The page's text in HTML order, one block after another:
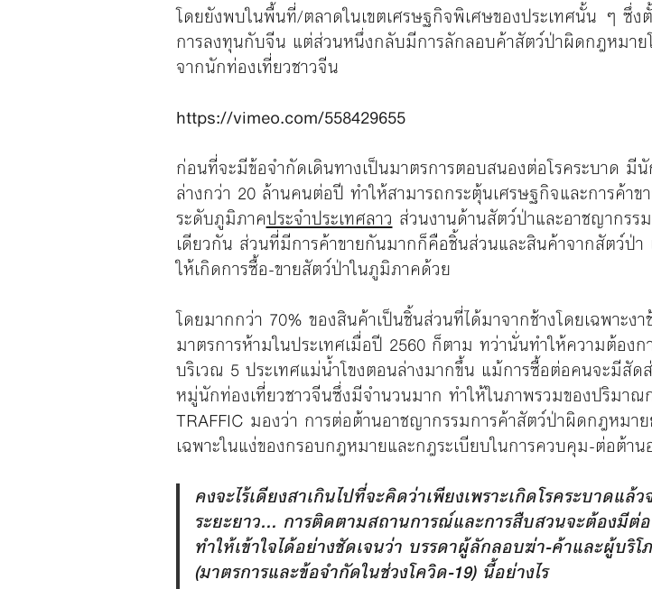
โดยยังพบในพื้นที่/ตลาดในเขตเศรษฐกิจพิเศษของประเทศนั้น ๆ ซึ่
การลงทุนกับจีน แต่ส่วนหนึ่งกลับมีการลักลอบค้าสัตว์ป่าผิดกฎหมาย
จากนักท่องเที่ยวชาวจีน
https://vimeo.com/558429655
ก่อนที่จะมีข้อจำกัดเดินทางเป็นมาตรการตอบสนองต่อโรคระบาด มี
ล่างกว่า 20 ล้านคนต่อปี ทำให้สามารถกระตุ้นเศรษฐกิจและการค้า
ระดับภูมิภาคประจำประเทศลาวส่วนงานด้านสัตว์ป่าและอาชญากรร
เดียวกัน ส่วนที่มีการค้าขายกันมากก็คือชิ้นส่วนและสินค้าจากสัตว์ป่า
ให้เกิดการซื้อ-ขายสัตว์ป่าในภูมิภาคด้วย
โดยมากกว่า 70% ของสินค้าเป็นชิ้นส่วนที่ได้มาจากช้างโดยเฉพาะ
มาตรการห้ามในประเทศเมื่อปี 2560 ก็ตาม ทว่านั่นทำให้ความต้อง
บริเวณ 5 ประเทศแม่น้ำโขงตอนล่างมากขึ้น แม้การซื้อต่อคนจะมีสั
หมู่นักท่องเที่ยวชาวจีนซึ่งมีจำนวนมาก ทำให้ในภาพรวมของปริมาณ
TRAFFIC มองว่า การต่อต้านอาชญากรรมการค้าสัตว์ป่าผิดกฎหม
เฉพาะในแง่ของกรอบกฎหมายและกฎระเบียบในการควบคุม-ต่อต้า
คงจะไร้เดียงสาเกินไปที่จะคิดว่าเพียงเพราะเกิดโรคระบาดแ
ระยะยาว… การติดตามสถานการณ์และการสืบสวนจะต้องมี
ทำให้เข้าใจได้อย่างชัดเจนว่า บรรดาผู้ลักลอบฆ่า-ค้าและผู้บ
(มาตรการและข้อจำกัดในช่วงโควิด-19) นี้อย่างไร